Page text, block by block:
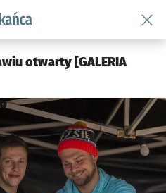
podserwis: Dla mieszkańca
otwarty [GALERIA